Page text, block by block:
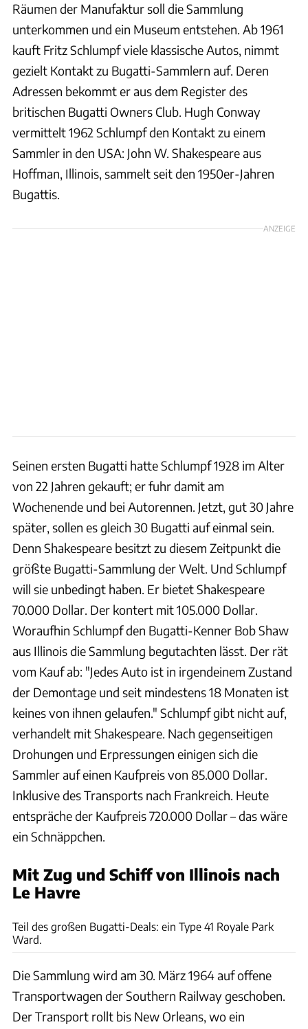
Räumen der Manufaktur soll die Sammlung
unterkommen und ein Museum entstehen. Ab 1961
kauft Fritz Schlumpf viele klassische Autos, nimmt
gezielt Kontakt zu Bugatti-Sammlern auf. Deren
Adressen bekommt er aus dem Register des
britischen Bugatti Owners Club. Hugh Conway
vermittelt 1962 Schlumpf den Kontakt zu einem
Sammler in den USA: John W. Shakespeare aus
Hoffman, Illinois, sammelt seit den 1950er-Jahren
Bugattis.
ANZEIGE
Seinen ersten Bugatti hatte Schlumpf 1928 im Alter
von 22 Jahren gekauft; er fuhr damit am
Wochenende und bei Autorennen. Jetzt, gut 30 Jahre
später, sollen es gleich 30 Bugatti auf einmal sein.
Denn Shakespeare besitzt zu diesem Zeitpunkt die
größte Bugatti-Sammlung der Welt. Und Schlumpf
will sie unbedingt haben. Er bietet Shakespeare
70.000 Dollar. Der kontert mit 105.000 Dollar.
Woraufhin Schlumpf den Bugatti-Kenner Bob Shaw
aus Illinois die Sammlung begutachten lässt. Der rät
vom Kauf ab: "Jedes Auto ist in irgendeinem Zustand
der Demontage und seit mindestens 18 Monaten ist
keines von ihnen gelaufen." Schlumpf gibt nicht auf,
verhandelt mit Shakespeare. Nach gegenseitigen
Drohungen und Erpressungen einigen sich die
Sammler auf einen Kaufpreis von 85.000 Dollar.
Inklusive des Transports nach Frankreich. Heute
entspräche der Kaufpreis 720.000 Dollar – das wäre
ein Schnäppchen.
Mit Zug und Schiff von Illinois nach
Le Havre
Teil des großen Bugatti-Deals: ein Type 41 Royale Park
Ward.
Die Sammlung wird am 30. März 1964 auf offene
Transportwagen der Southern Railway geschoben.
Der Transport rollt bis New Orleans, wo ein